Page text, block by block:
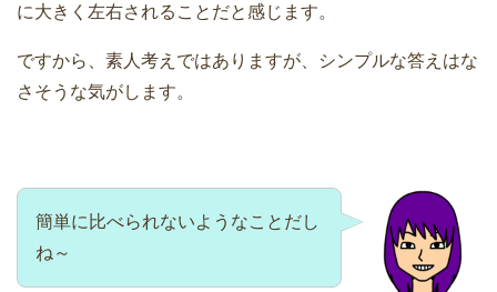
に大きく左右されることだと感じます。
ですから、素人考えではありますが、シンプルな答えはな
さそうな気がします。
簡単に比べられないようなことだし
ね～